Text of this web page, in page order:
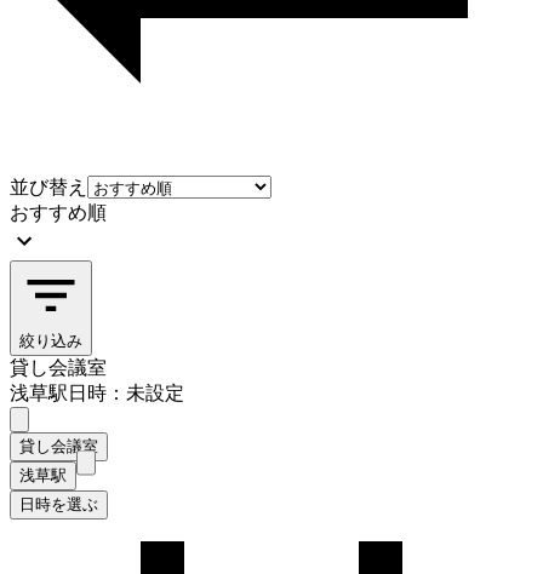
並び替え
おすすめ順
絞り込み
貸し会議室
浅草駅日時：未設定
貸し会議室
浅草駅
日時を選ぶ